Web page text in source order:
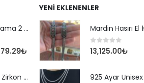
14 Ayar Altın Kaplama 2 mm Kare Kral Zincir Kolye
₺
925 Ayar Gümüş Zirkon Taşlı Yuvarlak Suyolu Bileklik
YENI EKLENENLER
0out of 5
13,125.00₺